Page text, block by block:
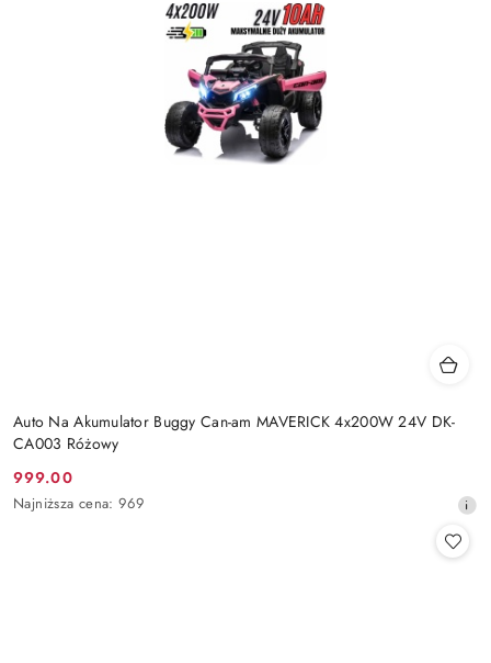
Auto Na Akumulator Buggy Can-am MAVERICK 4x200W 24V DK-
CA003 Różowy
Cena
promocyjna:
999.00
Najniższa
Najniższa cena: 969